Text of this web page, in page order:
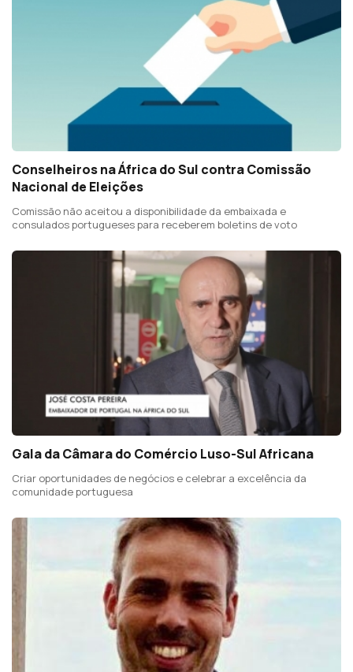
Conselheiros na África do Sul contra Comissão
Nacional de Eleições
Comissão não aceitou a disponibilidade da embaixada e
consulados portugueses para receberem boletins de voto
Gala da Câmara do Comércio Luso-Sul Africana
Criar oportunidades de negócios e celebrar a excelência da
comunidade portuguesa